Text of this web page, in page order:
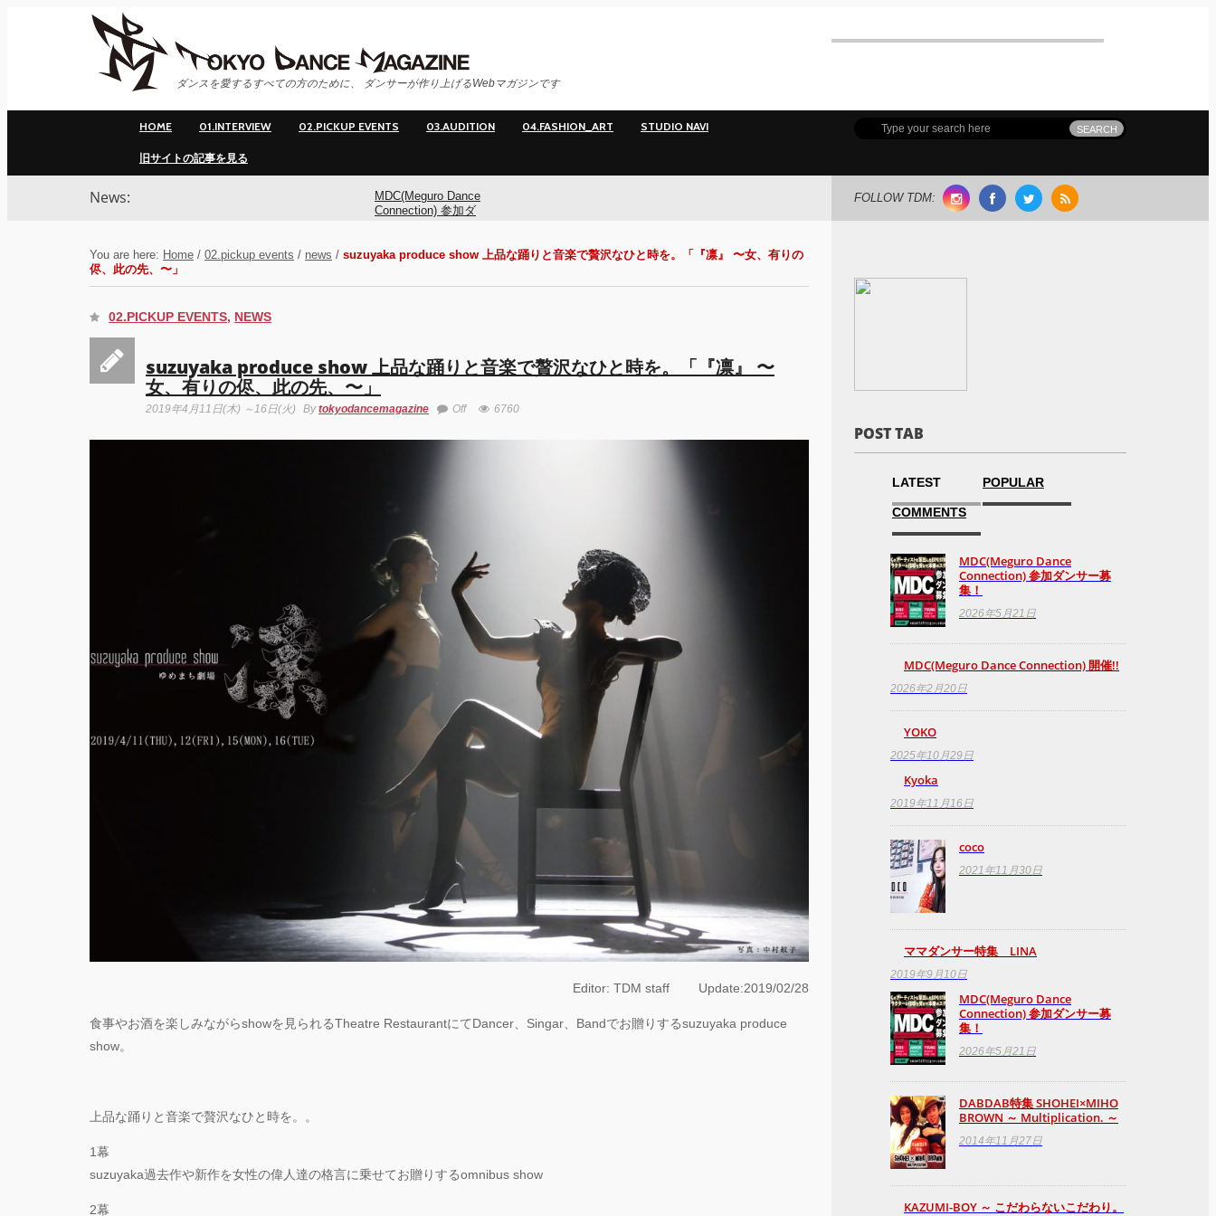
ダンスを愛するすべての方のために、 ダンサーが作り上げるWebマガジンです
HOME 01.INTERVIEW 02.PICKUP EVENTS 03.AUDITION 04.FASHION_ART STUDIO NAVI
旧サイトの記事を見る
News:
MDC(Meguro Dance
Connection) 参加ダ
Connection) 開催!!
アオイヤマダ&小栗
演！ KAAT神奈川
芸術劇場『未練の幽
演『ANTENNA』
Produced by YOH
UENO
梅田宏明＋Somatic
Field Project ダンス
公演「動態 ‒
sensorial」
KADOKAWA
DREAMS ONEMAN
SHOW THE
GREATEST SHOW
FINAL 2DAYS
GEGEGAY 2025
「GREENROOM
FESTIVAL 20th
Anniversary」レポ
FOLLOW TDM:
You are here: Home / 02.pickup events / news / suzuyaka produce show 上品な踊りと音楽で贅沢なひと時を。「『凛』 〜女、有りの
侭、此の先、〜」
02.PICKUP EVENTS, NEWS
suzuyaka produce show 上品な踊りと音楽で贅沢なひと時を。「『凛』 〜
女、有りの侭、此の先、〜」
2019年4月11日(木) ～16日(火) Bytokyodancemagazine Off 6760
Editor: TDM staff Update:2019/02/28
食事やお酒を楽しみながらshowを見られるTheatre RestaurantにてDancer、Singar、Bandでお贈りするsuzuyaka produce
show。
上品な踊りと音楽で贅沢なひと時を。。
1幕
suzuyaka過去作や新作を女性の偉人達の格言に乗せてお贈りするomnibus show
2幕
POST TAB
LATEST POPULAR
COMMENTS
MDC(Meguro Dance
Connection) 参加ダンサー募
集！
2026年5月21日
MDC(Meguro Dance Connection) 開催!!
2026年2月20日
YOKO
2025年10月29日
Kyoka
2019年11月16日
coco
2021年11月30日
ママダンサー特集 LINA
2019年9月10日
MDC(Meguro Dance
Connection) 参加ダンサー募
集！
2026年5月21日
DABDAB特集 SHOHEI×MIHO
BROWN ～ Multiplication. ～
2014年11月27日
KAZUMI-BOY ～ こだわらないこだわり。